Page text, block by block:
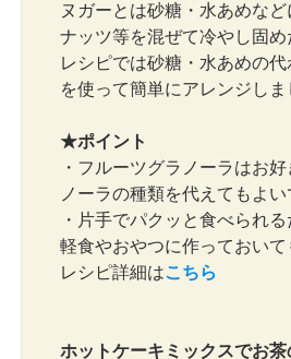
ヌガーとは砂糖・水あめな
ナッツ等を混ぜて冷やし固め
レシピでは砂糖・水あめの
を使って簡単にアレンジしま
★ポイント
・フルーツグラノーラはお
ノーラの種類を代えてもよい
・片手でパクッと食べられ
軽食やおやつに作っておいて
レシピ詳細はこちら
ホットケーキミックスでお茶